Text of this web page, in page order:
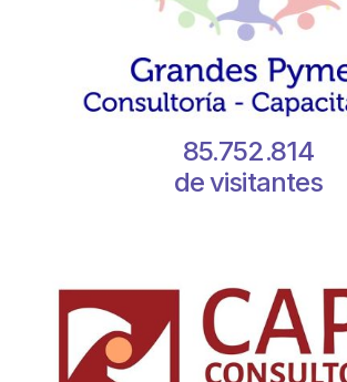
85.752.814
de visitantes